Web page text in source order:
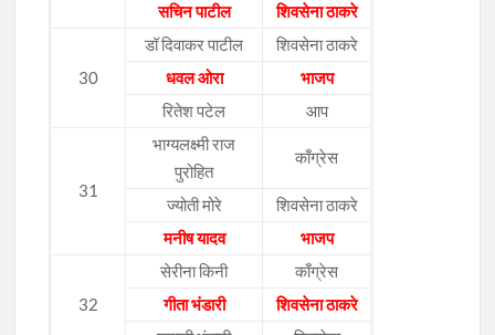
सचिन पाटील
शिवसेना ठाकरे
30
डॉ दिवाकर पाटील
शिवसेना ठाकरे
धवल ओरा
भाजप
रितेश पटेल
आप
31
भाग्यलक्ष्मी राज
पुरोहित
काँग्रेस
ज्योती मोरे
शिवसेना ठाकरे
मनीष यादव
भाजप
32
सेरीना किनी
काँग्रेस
गीता भंडारी
शिवसेना ठाकरे